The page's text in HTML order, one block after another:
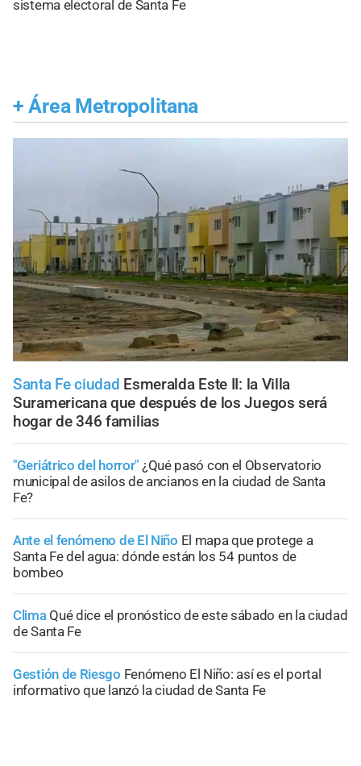
sistema electoral de Santa Fe
+ Área Metropolitana
Santa Fe ciudad Esmeralda Este II: la Villa
Suramericana que después de los Juegos será
hogar de 346 familias
"Geriátrico del horror" ¿Qué pasó con el Observatorio
municipal de asilos de ancianos en la ciudad de Santa
Fe?
Ante el fenómeno de El Niño El mapa que protege a
Santa Fe del agua: dónde están los 54 puntos de
bombeo
Clima Qué dice el pronóstico de este sábado en la ciudad
de Santa Fe
Gestión de Riesgo Fenómeno El Niño: así es el portal
informativo que lanzó la ciudad de Santa Fe